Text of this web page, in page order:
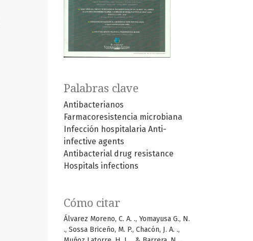
Palabras clave
Antibacterianos
Farmacoresistencia microbiana
Infección hospitalaria Anti-
infective agents
Antibacterial drug resistance
Hospitals infections
Cómo citar
Álvarez Moreno, C. A. ., Yomayusa G., N.
., Sossa Briceño, M. P., Chacón, J. A. .,